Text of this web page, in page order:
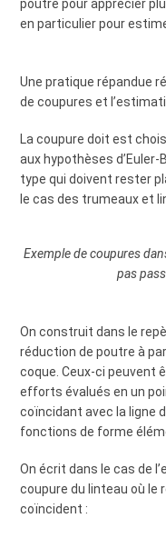
poutre pour apprécier
en particulier pour
Une pratique répandue
de coupures et
La coupure doit est
aux hypothèses
type qui doivent rester
le cas des trumeaux et
Exemple de coupures
pas
On construit dans le
réduction de poutre à
coque. Ceux-ci peuvent
efforts évalués en un
coïncidant avec la ligne
fonctions de forme
On écrit dans le cas de
coupure du linteau où le
coïncident :